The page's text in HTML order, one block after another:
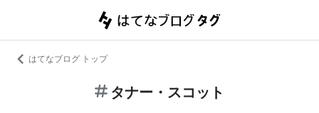
はてなブログ トップ
タナー・スコット